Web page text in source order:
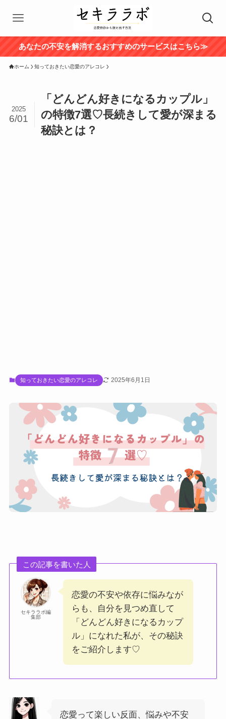
あなたの不安を解消するおすすめのサービスはこちら≫
ホーム 知っておきたい恋愛のアレコレ
「どんどん好きになるカップル」
の特徴7選♡長続きして愛が深まる
秘訣とは？
2025
6/01
知っておきたい恋愛のアレコレ 2025年6月1日
この記事を書いた人
セキララボ編
集部
恋愛の不安や依存に悩みなが
らも、自分を見つめ直して
「どんどん好きになるカップ
ル」になれた私が、その秘訣
をご紹介します♡
恋愛って楽しい反面、悩みや不安